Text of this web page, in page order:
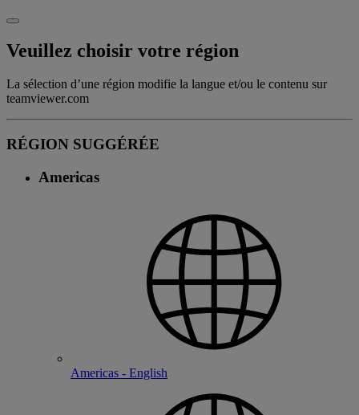
Veuillez choisir votre région
La sélection d’une région modifie la langue et/ou le contenu sur
teamviewer.com
RÉGION SUGGÉRÉE
Americas
Americas - English